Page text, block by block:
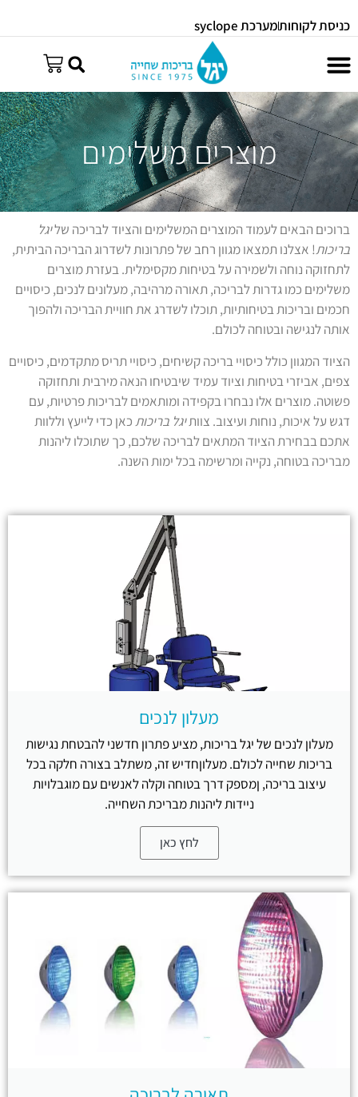
כניסת לקוחותמערכת syclope
מוצרים משלימים
ברוכים הבאים לעמוד המוצרים המשלימים והציוד לבריכה שליגל
בריכות! אצלנו תמצאו מגוון רחב של פתרונות לשדרוג הבריכה הביתית,
לתחזוקה נוחה ולשמירה על בטיחות מקסימלית. בעזרת מוצרים
משלימים כמו גדרות לבריכה, תאורה מרהיבה, מעלונים לנכים, כיסויים
חכמים ובריכות בטיחותיות, תוכלו לשדרג את חוויית הבריכה ולהפוך
אותה לנגישה ובטוחה לכולם.
הציוד המגוון כולל כיסויי בריכה קשיחים, כיסויי תריס מתקדמים, כיסויים
צפים, אביזרי בטיחות וציוד עמיד שיבטיחו הנאה מירבית ותחזוקה
פשוטה. מוצרים אלו נבחרו בקפידה ומותאמים לבריכות פרטיות, עם
דגש על איכות, נוחות ועיצוב. צוותיגל בריכותכאן כדי לייעץ וללוות
אתכם בבחירת הציוד המתאים לבריכה שלכם, כך שתוכלו ליהנות
מבריכה בטוחה, נקייה ומרשימה בכל ימות השנה.
מעלון לנכים
מעלון לנכים של יגל בריכות, מציע פתרון חדשני להבטחת נגישות
בריכות שחייה לכולם. מעלוןחדיש זה, משתלב בצורה חלקה בכל
עיצוב בריכה, ןמספק דרך בטוחה וקלה לאנשים עם מוגבלויות
ניידות ליהנות מבריכת השחייה.
לחץ כאן